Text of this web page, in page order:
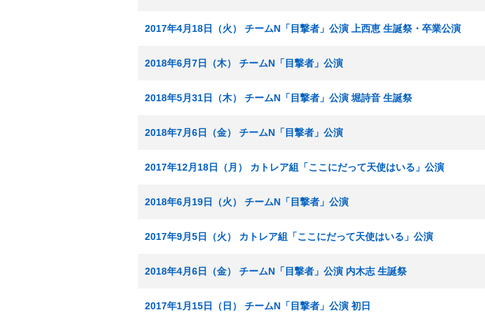
2017年4月18日（火） チームN「目撃者」公演 上西恵 生誕祭・卒業公演
2018年6月7日（木） チームN「目撃者」公演
2018年5月31日（木） チームN「目撃者」公演 堀詩音 生誕祭
2018年7月6日（金） チームN「目撃者」公演
2017年12月18日（月） カトレア組「ここにだって天使はいる」公演
2018年6月19日（火） チームN「目撃者」公演
2017年9月5日（火） カトレア組「ここにだって天使はいる」公演
2018年4月6日（金） チームN「目撃者」公演 内木志 生誕祭
2017年1月15日（日） チームN「目撃者」公演 初日